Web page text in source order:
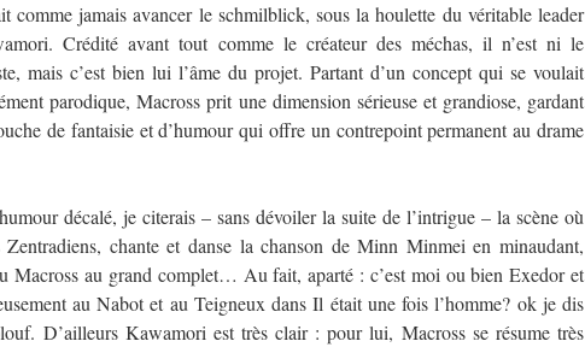
comme jamais avancer le schmilblick, sous la houlette du véritable leader
Crédité avant tout comme le créateur des méchas, il n’est ni le
mais c’est bien lui l’âme du projet. Partant d’un concept qui se voulait
parodique, Macross prit une dimension sérieuse et grandiose, gardant
de fantaisie et d’humour qui offre un contrepoint permanent au drame
décalé, je citerais – sans dévoiler la suite de l’intrigue – la scène où
chante et danse la chanson de Minn Minmei en minaudant,
Macross au grand complet… Au fait, aparté : c’est moi ou bien Exedor et
au Nabot et au Teigneux dans Il était une fois l’homme? ok je dis
D’ailleurs Kawamori est très clair : pour lui, Macross se résume très